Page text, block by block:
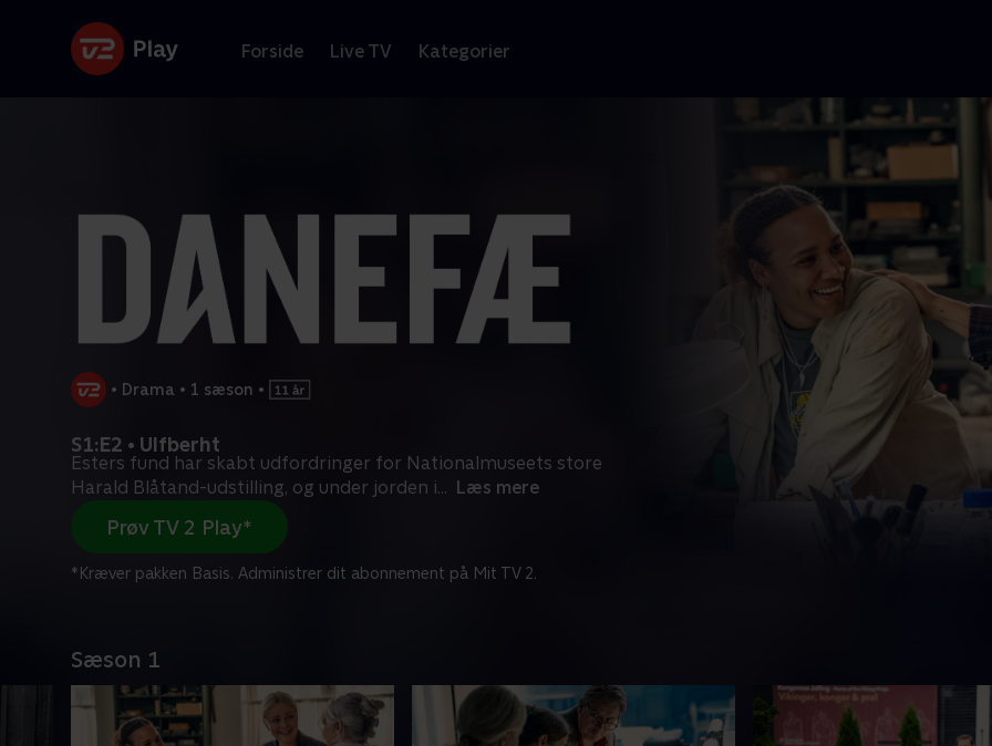
Forside Live TV Kategorier
• Drama • 1 sæson •
S1:E2 • Ulfberht
Esters fund har skabt udfordringer for Nationalmuseets store
Harald Blåtand-udstilling, og under jorden i... Læs mere
Prøv TV 2 Play*
*Kræver pakken Basis. Administrer dit abonnement på Mit TV 2.
Sæson 1